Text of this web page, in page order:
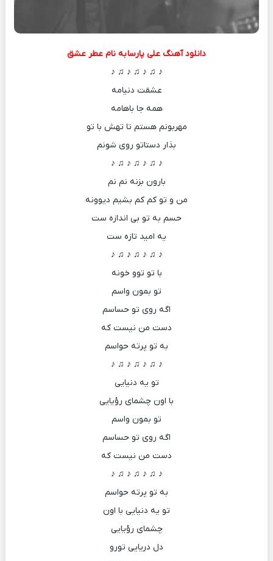
دانلود آهنگ علی پارسا به نام عطر عشق
♪ ♫ ♪ ♫ ♪ ♫ ♪
عشقت دنیامه
همه جا باهامه
مهربونم هستم تا تهش با تو
بذار دستاتو روی شونم
♪ ♫ ♪ ♫ ♪ ♫ ♪
بارون بزنه نم نم
من و تو کم کم بشیم دیوونه
حسم به تو بی اندازه ست
یه امید تازه ست
♪ ♫ ♪ ♫ ♪ ♫ ♪
با تو توو خونه
تو بمون واسم
اگه روی تو حساسم
دست من نیست که
به تو پرته حواسم
♪ ♫ ♪ ♫ ♪ ♫ ♪
تو یه دنیایی
با اون چشمای رؤیایی
تو بمون واسم
اگه روی تو حساسم
دست من نیست که
♪ ♫ ♪ ♫ ♪ ♫ ♪
به تو پرته حواسم
تو یه دنیایی با اون
چشمای رؤیایی
دل دریایی تورو